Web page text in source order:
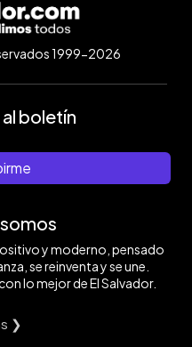
1999-2026
boletín
y moderno, pensado
se reinventa y se une.
lo mejor de El Salvador.
❯